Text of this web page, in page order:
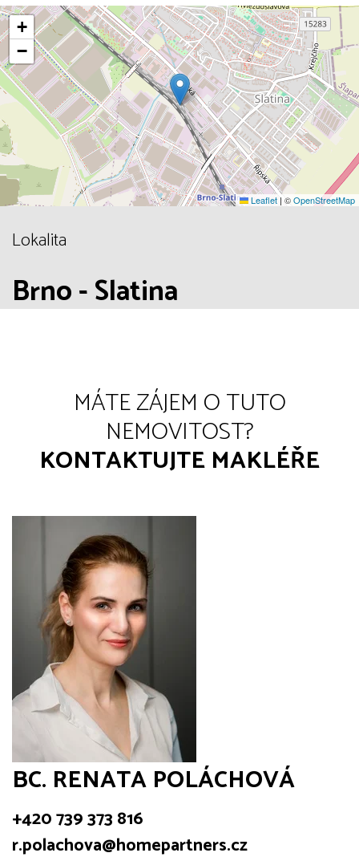
+
−
Leaflet | ©OpenStreetMap
Lokalita
Brno - Slatina
MÁTE ZÁJEM O TUTO
NEMOVITOST?
KONTAKTUJTE MAKLÉŘE
BC. RENATA POLÁCHOVÁ
+420 739 373 816
r.polachova@homepartners.cz